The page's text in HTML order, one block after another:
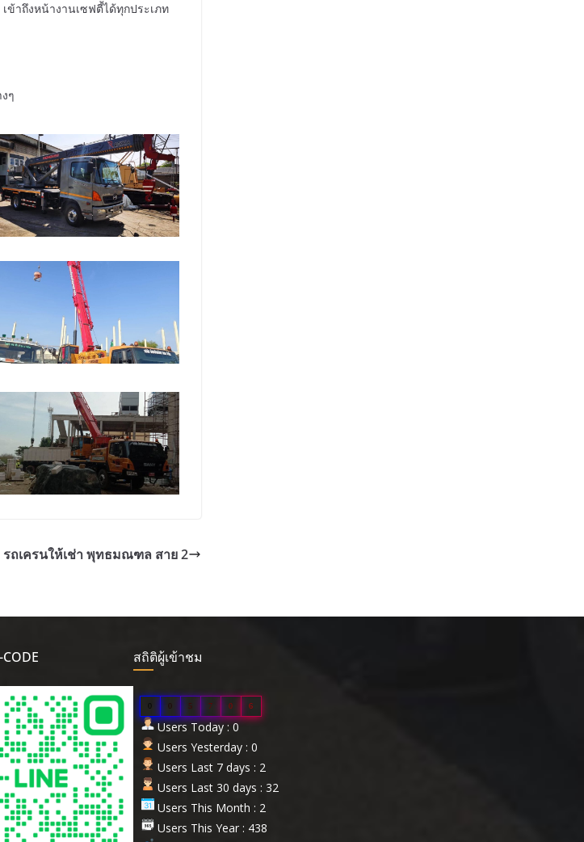
ข้าถึงหน้างานเซฟตี้ได้ทุกประเภท
ๆ
รถเครนให้เช่า พุทธมณฑล สาย 2
สถิติผู้เข้าชม
5 7 0 6
Users Today : 0
Users Yesterday : 0
Users Last 7 days : 2
Users Last 30 days : 32
Users This Month : 2
Users This Year : 438